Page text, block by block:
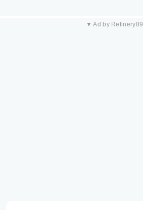
▼ Ad by Refinery89